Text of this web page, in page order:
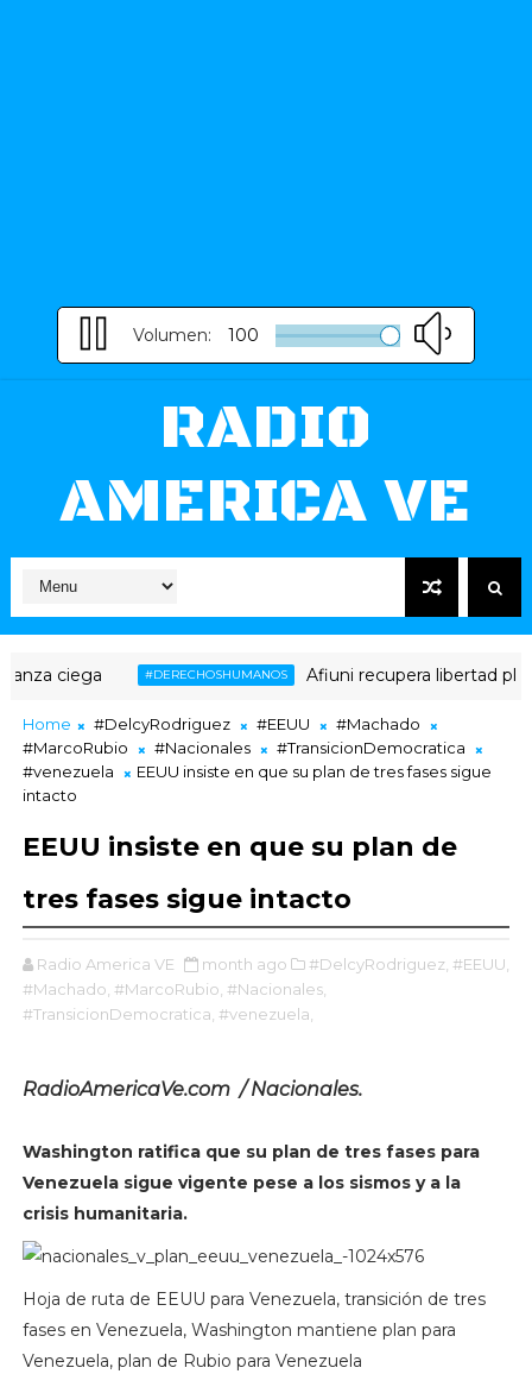
Volumen: 100
RADIO
AMERICA VE
ciega #DERECHOSHUMANOS Afiuni recupera libertad plena
Home #DelcyRodriguez #EEUU
#Machado
#MarcoRubio
#Nacionales
#TransicionDemocratica
#venezuela
EEUU insiste en que su plan de tres fases sigue
intacto
EEUU insiste en que su plan de
tres fases sigue intacto
Radio America VE month ago #DelcyRodriguez, #EEUU,
#Machado, #MarcoRubio, #Nacionales,
#TransicionDemocratica, #venezuela,
RadioAmericaVe.com / Nacionales.
Washington ratifica que su plan de tres fases para
Venezuela sigue vigente pese a los sismos y a la
crisis humanitaria.
Hoja de ruta de EEUU para Venezuela, transición de tres
fases en Venezuela, Washington mantiene plan para
Venezuela, plan de Rubio para Venezuela